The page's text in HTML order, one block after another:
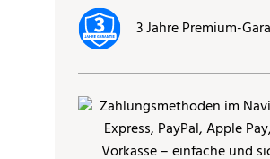
3 Jahre Premium-